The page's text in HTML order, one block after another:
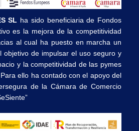
SL ha sido beneficiaria de Fondos
es la mejora de la competitividad
al cual ha puesto en marcha un
objetivo de impulsar el uso seguro y
y la competitividad de las pymes
ello ha contado con el apoyo del
de la Cámara de Comercio